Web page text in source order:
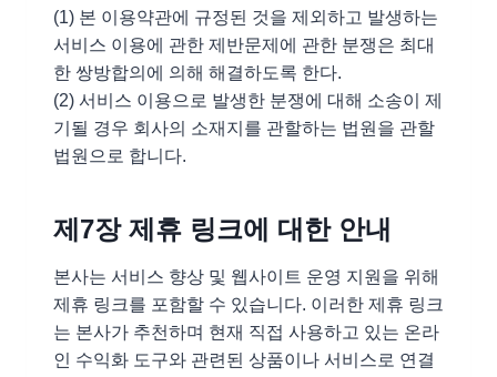
(1) 본 이용약관에 규정된 것을 제외하고 발생하는
서비스 이용에 관한 제반문제에 관한 분쟁은 최대
한 쌍방합의에 의해 해결하도록 한다.
(2) 서비스 이용으로 발생한 분쟁에 대해 소송이 제
기될 경우 회사의 소재지를 관할하는 법원을 관할
법원으로 합니다.
제7장 제휴 링크에 대한 안내
본사는 서비스 향상 및 웹사이트 운영 지원을 위해
제휴 링크를 포함할 수 있습니다. 이러한 제휴 링크
는 본사가 추천하며 현재 직접 사용하고 있는 온라
인 수익화 도구와 관련된 상품이나 서비스로 연결